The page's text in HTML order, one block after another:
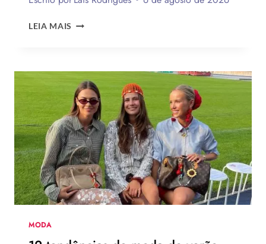
LEIA MAIS ENQUETE:
NOVO
CHINELO
DE
SALTO
DA
HAVAIANAS?
MODA